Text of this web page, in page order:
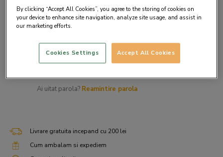
Ai uitat parola? Reamintire parola
Livrare gratuita incepand cu 200 lei
Cum ambalam si expediem
By clicking “Accept All Cookies”, you agree to the storing of cookies on
your device to enhance site navigation, analyze site usage, and assist in
our marketing efforts.
Accept All Cookies
Cookies Settings